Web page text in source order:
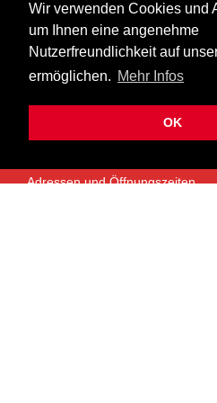
Wir verwenden Cookies und
um Ihnen eine angenehme
Nutzerfreundlichkeit auf
ermöglichen. Mehr Infos
OK
heer musik ag
Lättenstrasse 35
8952 Schlieren
info@heermusic.com
ÜBER
Adressen und Öffnungszeiten